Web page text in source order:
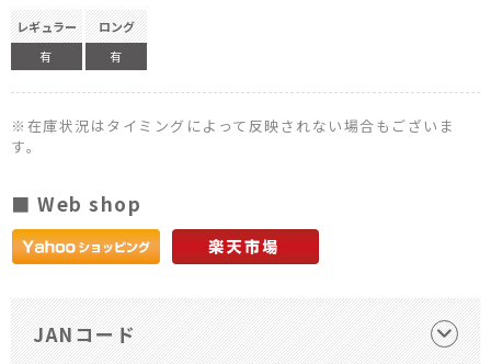
レギュラー
有
ロング
有
※在庫状況はタイミングによって反映されない場合もございま
す。
■ Web shop
JANコード